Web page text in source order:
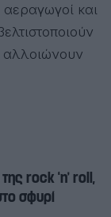
και
αλλοιώνουν
rock ‘n’ roll,
σφυρί